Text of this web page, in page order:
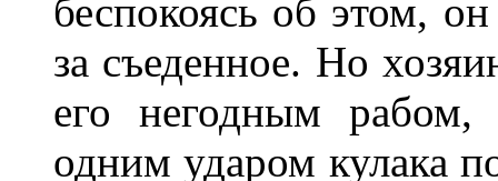
беспокоясь об этом,
за съеденное. Но
его негодным рабом,
одним ударом кулака